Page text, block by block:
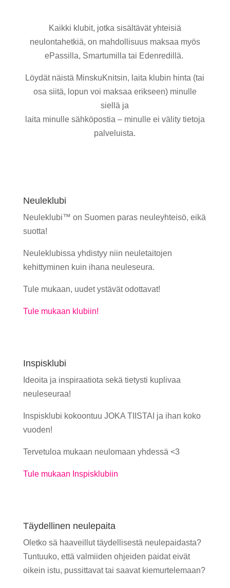
Kaikki klubit, jotka sisältävät yhteisiä
neulontahetkiä, on mahdollisuus maksaa myös
ePassilla, Smartumilla tai Edenredillä.
Löydät näistä MinskuKnitsin, laita klubin hinta (tai
osa siitä, lopun voi maksaa erikseen) minulle
siellä ja
laita minulle sähköpostia – minulle ei välity tietoja
palveluista.
Neuleklubi
Neuleklubi™ on Suomen paras neuleyhteisö, eikä
suotta!
Neuleklubissa yhdistyy niin neuletaitojen
kehittyminen kuin ihana neuleseura.
Tule mukaan, uudet ystävät odottavat!
Tule mukaan klubiin!
Inspisklubi
Ideoita ja inspiraatiota sekä tietysti kuplivaa
neuleseuraa!
Inspisklubi kokoontuu JOKA TIISTAI ja ihan koko
vuoden!
Tervetuloa mukaan neulomaan yhdessä <3
Tule mukaan Inspisklubiin
Täydellinen neulepaita
Oletko sä haaveillut täydellisestä neulepaidasta?
Tuntuuko, että valmiiden ohjeiden paidat eivät
oikein istu, pussittavat tai saavat kiemurtelemaan?